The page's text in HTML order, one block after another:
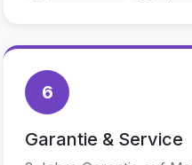
6
Garantie & Service